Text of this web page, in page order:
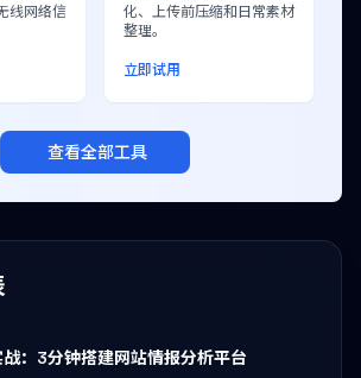
：3分钟搭建网站情报分析平台
线网络信
化、上传前压缩和日常素材
整理。
立即试用
查看全部工具